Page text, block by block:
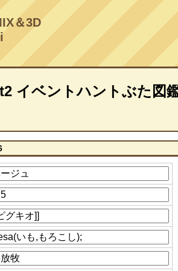
＆3D
イベントハントぶた図